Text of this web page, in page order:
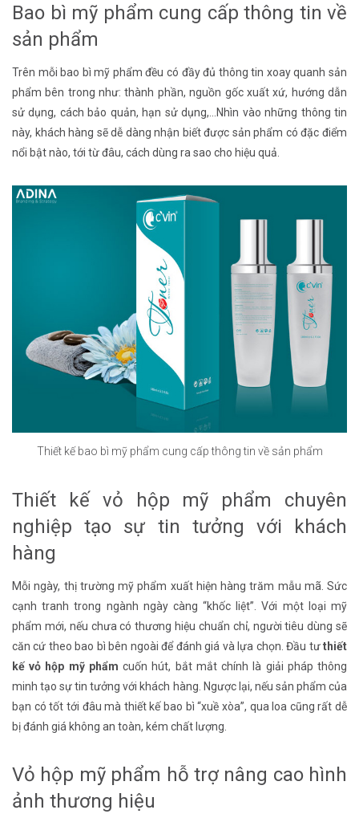
Bao bì mỹ phẩm cung cấp thông tin về
sản phẩm
Trên mỗi bao bì mỹ phẩm đều có đầy đủ thông tin xoay quanh sản
phẩm bên trong như: thành phần, nguồn gốc xuất xứ, hướng dẫn
sử dụng, cách bảo quản, hạn sử dụng,…Nhìn vào những thông tin
này, khách hàng sẽ dễ dàng nhận biết được sản phẩm có đặc điểm
nổi bật nào, tới từ đâu, cách dùng ra sao cho hiệu quả.
Thiết kế bao bì mỹ phẩm cung cấp thông tin về sản phẩm
Thiết kế vỏ hộp mỹ phẩm chuyên
nghiệp tạo sự tin tưởng với khách
hàng
Mỗi ngày, thị trường mỹ phẩm xuất hiện hàng trăm mẫu mã. Sức
cạnh tranh trong ngành ngày càng “khốc liệt”. Với một loại mỹ
phẩm mới, nếu chưa có thương hiệu chuẩn chỉ, người tiêu dùng sẽ
căn cứ theo bao bì bên ngoài để đánh giá và lựa chọn. Đầu tưthiết
kế vỏ hộp mỹ phẩm cuốn hút, bắt mắt chính là giải pháp thông
minh tạo sự tin tưởng với khách hàng. Ngược lại, nếu sản phẩm của
bạn có tốt tới đâu mà thiết kế bao bì “xuề xòa”, qua loa cũng rất dễ
bị đánh giá không an toàn, kém chất lượng.
Vỏ hộp mỹ phẩm hỗ trợ nâng cao hình
ảnh thương hiệu